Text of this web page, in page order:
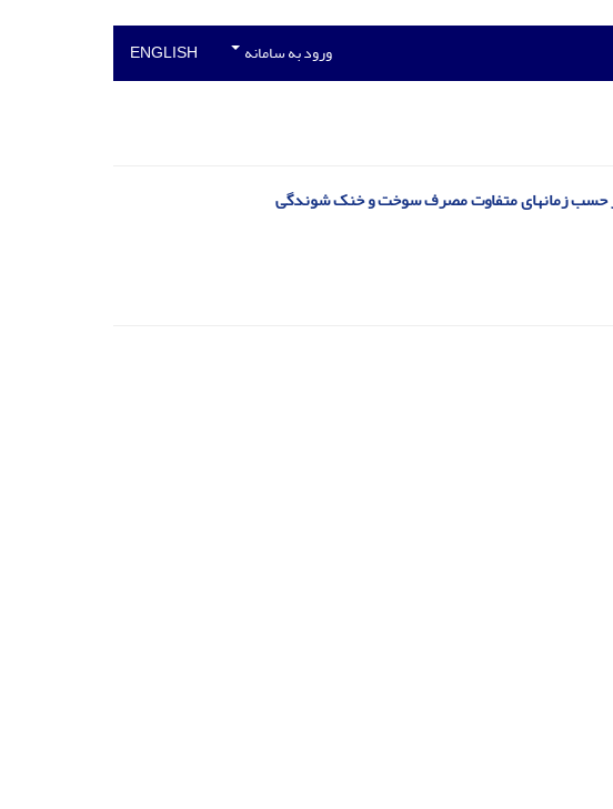
ورود به سامانه ENGLISH
حسب زمانهای متفاوت مصرف سوخت و خنک شوندگی